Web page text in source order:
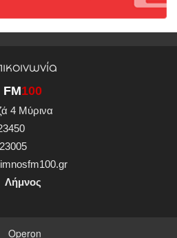
FM100
4 Μύρινα
Λήμνος
Operon